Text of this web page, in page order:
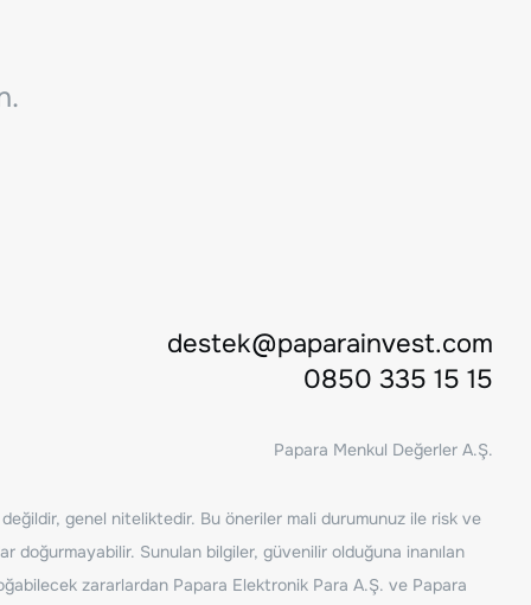
destek@paparainvest.com
0850 335 15 15
Papara Menkul Değerler A.Ş.
değildir, genel niteliktedir. Bu öneriler mali durumunuz ile risk ve
doğurmayabilir. Sunulan bilgiler, güvenilir olduğuna inanılan
zararlardan Papara Elektronik Para A.Ş. ve Papara